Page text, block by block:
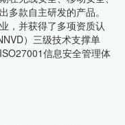
多款自主研发的产品。
，并获得了多项资质认
）三级技术支撑单
信息安全管理体